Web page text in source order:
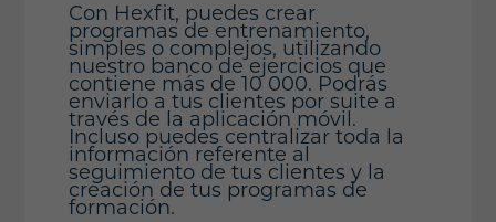
Con Hexfit, puedes crear
programas de entrenamiento,
simples o complejos, utilizando
nuestro banco de ejercicios que
contiene más de 10 000. Podrás
enviarlo a tus clientes por suite a
través de la aplicación móvil.
Incluso puedes centralizar toda la
información referente al
seguimiento de tus clientes y la
creación de tus programas de
formación.